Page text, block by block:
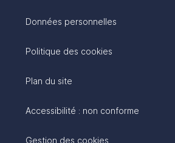
Données personnelles
Politique des cookies
Plan du site
Accessibilité : non conforme
Gestion des cookies